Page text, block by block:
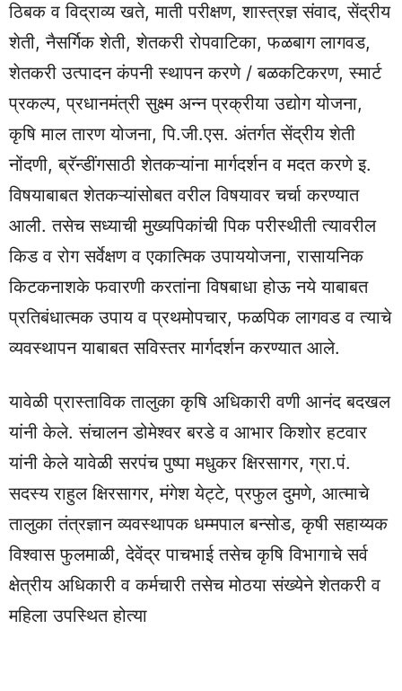
ठिबक व विद्राव्य खते, माती परीक्षण, शास्त्रज्ञ संवाद, सेंद्रीय
शेती, नैसर्गिक शेती, शेतकरी रोपवाटिका, फळबाग लागवड,
शेतकरी उत्पादन कंपनी स्थापन करणे / बळकटिकरण, स्मार्ट
प्रकल्प, प्रधानमंत्री सुक्ष्म अन्न प्रक्रीया उद्योग योजना,
कृषि माल तारण योजना, पि.जी.एस. अंतर्गत सेंद्रीय शेती
नोंदणी, ब्रॅन्डींगसाठी शेतकऱ्यांना मार्गदर्शन व मदत करणे इ.
विषयाबाबत शेतकऱ्यांसोबत वरील विषयावर चर्चा करण्यात
आली. तसेच सध्याची मुख्यपिकांची पिक परीस्थीती त्यावरील
किड व रोग सर्वेक्षण व एकात्मिक उपाययोजना, रासायनिक
किटकनाशके फवारणी करतांना विषबाधा होऊ नये याबाबत
प्रतिबंधात्मक उपाय व प्रथमोपचार, फळपिक लागवड व त्याचे
व्यवस्थापन याबाबत सविस्तर मार्गदर्शन करण्यात आले.
यावेळी प्रास्ताविक तालुका कृषि अधिकारी वणी आनंद बदखल
यांनी केले. संचालन डोमेश्वर बरडे व आभार किशोर हटवार
यांनी केले यावेळी सरपंच पुष्पा मधुकर क्षिरसागर, ग्रा.पं.
सदस्य राहुल क्षिरसागर, मंगेश येट्टे, प्रफुल दुमणे, आत्माचे
तालुका तंत्रज्ञान व्यवस्थापक धम्मपाल बन्सोड, कृषी सहाय्यक
विश्वास फुलमाळी, देवेंद्र पाचभाई तसेच कृषि विभागाचे सर्व
क्षेत्रीय अधिकारी व कर्मचारी तसेच मोठया संख्येने शेतकरी व
महिला उपस्थित होत्या